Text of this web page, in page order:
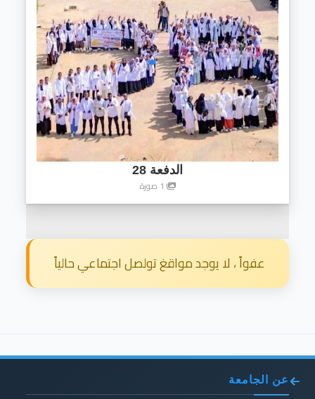
الدفعة 28
عفواً ، لا يوجد مواقغ تولصل اجتماعي حالياً
عن الجامعة